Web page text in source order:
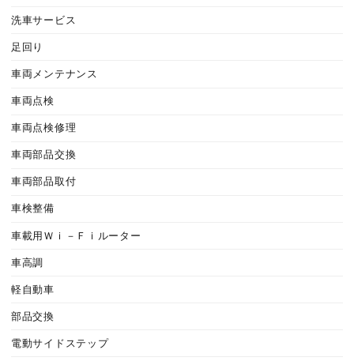
洗車サービス
足回り
車両メンテナンス
車両点検
車両点検修理
車両部品交換
車両部品取付
車検整備
車載用Ｗｉ－Ｆｉルーター
車高調
軽自動車
部品交換
電動サイドステップ